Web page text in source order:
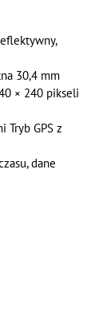
30,4 mm
× 240 pikseli
Tryb GPS z
dane